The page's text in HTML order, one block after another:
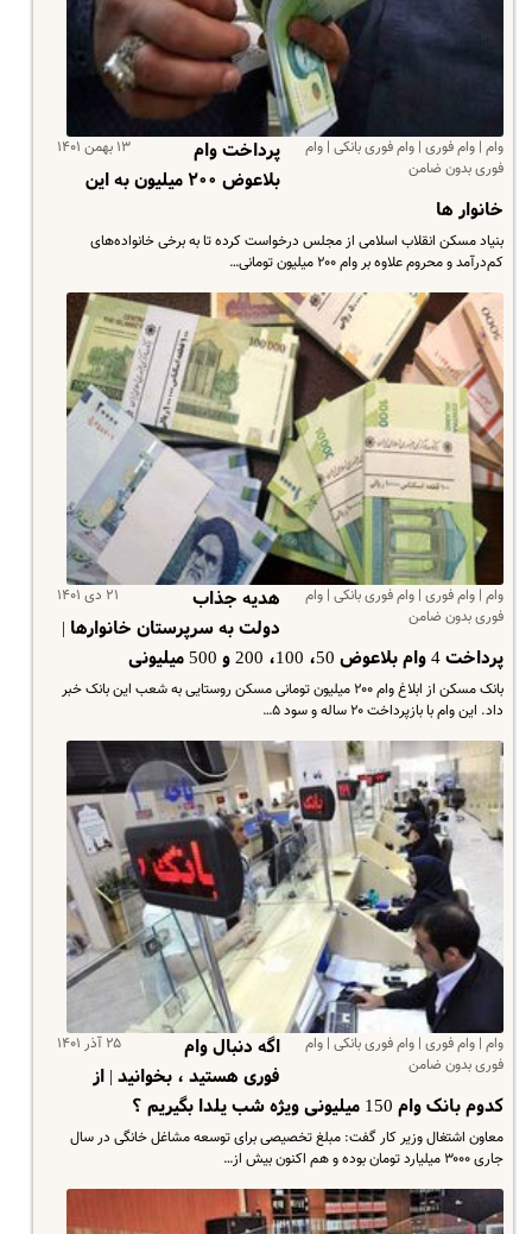
وام | وام فوری | وام فوری بانکی | وام
فوری بدون ضامن
۱۳ بهمن ۱۴۰۱
پرداخت وام
بلاعوض ۲۰۰ میلیون به این
خانوار ها
بنیاد مسکن انقلاب اسلامی از مجلس درخواست کرده تا به برخی خانواده‌های
کم‌درآمد و محروم علاوه بر وام ۲۰۰ میلیون تومانی…
وام | وام فوری | وام فوری بانکی | وام
فوری بدون ضامن
۲۱ دی ۱۴۰۱
هدیه جذاب
دولت به سرپرستان خانوارها |
پرداخت 4 وام بلاعوض 50، 100، 200 و 500 میلیونی
بانک مسکن از ابلاغ وام ۲۰۰ میلیون تومانی مسکن روستایی به شعب این بانک خبر
داد. این وام با بازپرداخت ۲۰ ساله و سود ۵…
وام | وام فوری | وام فوری بانکی | وام
فوری بدون ضامن
۲۵ آذر ۱۴۰۱
اگه دنبال وام
فوری هستید ، بخوانید | از
کدوم بانک وام 150 میلیونی ویژه شب یلدا بگیریم ؟
معاون اشتغال وزیر کار گفت: مبلغ تخصیصی برای توسعه مشاغل خانگی در سال
جاری ۳۰۰۰ میلیارد تومان بوده و هم اکنون بیش از…